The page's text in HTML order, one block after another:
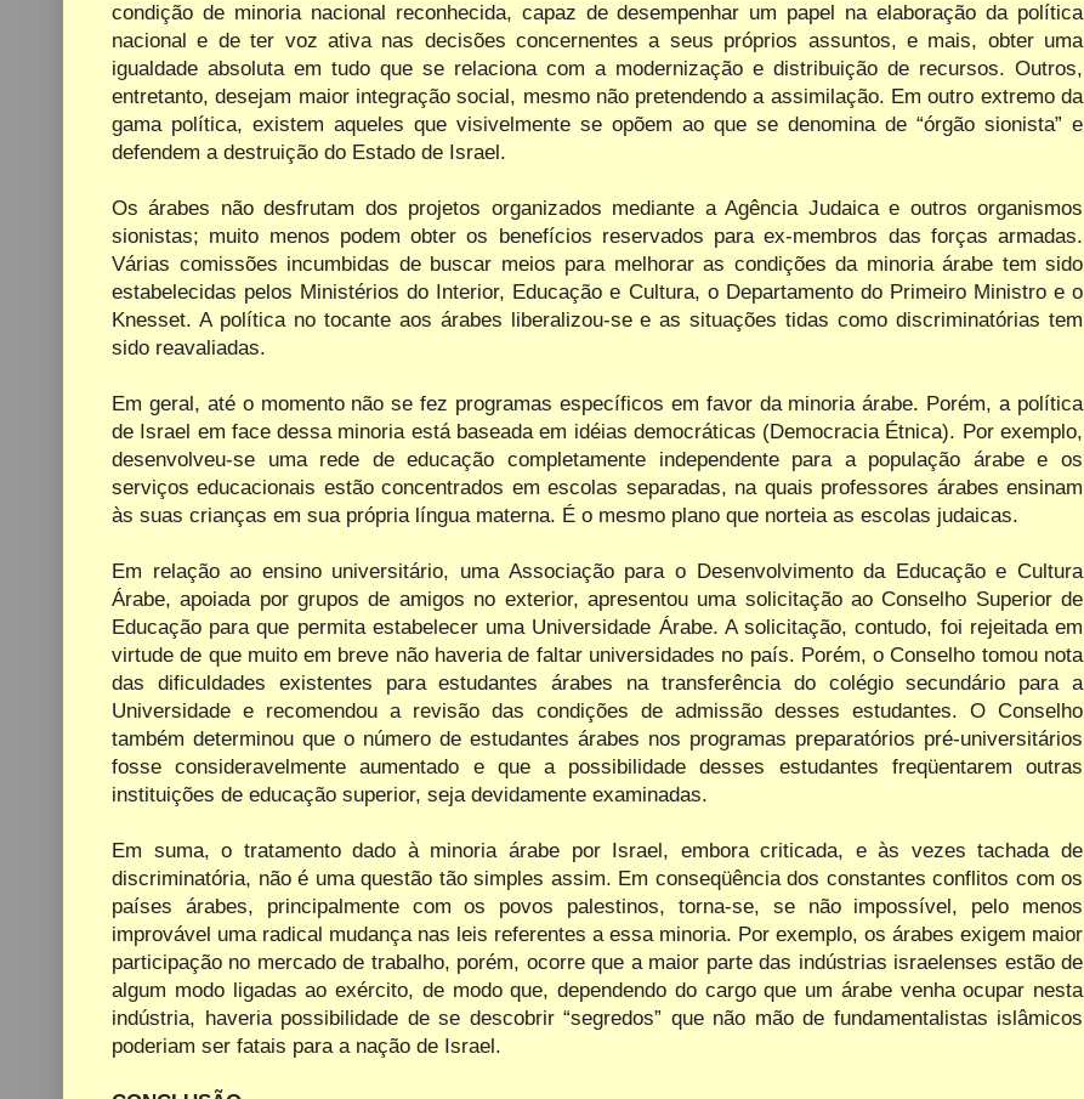
condição de minoria nacional reconhecida, capaz de desempenhar um papel na elaboração da política
nacional e de ter voz ativa nas decisões concernentes a seus próprios assuntos, e mais, obter uma
igualdade absoluta em tudo que se relaciona com a modernização e distribuição de recursos. Outros,
entretanto, desejam maior integração social, mesmo não pretendendo a assimilação. Em outro extremo da
gama política, existem aqueles que visivelmente se opõem ao que se denomina de “órgão sionista” e
defendem a destruição do Estado de Israel.
Os árabes não desfrutam dos projetos organizados mediante a Agência Judaica e outros organismos
sionistas; muito menos podem obter os benefícios reservados para ex-membros das forças armadas.
Várias comissões incumbidas de buscar meios para melhorar as condições da minoria árabe tem sido
estabelecidas pelos Ministérios do Interior, Educação e Cultura, o Departamento do Primeiro Ministro e o
Knesset. A política no tocante aos árabes liberalizou-se e as situações tidas como discriminatórias tem
sido reavaliadas.
Em geral, até o momento não se fez programas específicos em favor da minoria árabe. Porém, a política
de Israel em face dessa minoria está baseada em idéias democráticas (Democracia Étnica). Por exemplo,
desenvolveu-se uma rede de educação completamente independente para a população árabe e os
serviços educacionais estão concentrados em escolas separadas, na quais professores árabes ensinam
às suas crianças em sua própria língua materna. É o mesmo plano que norteia as escolas judaicas.
Em relação ao ensino universitário, uma Associação para o Desenvolvimento da Educação e Cultura
Árabe, apoiada por grupos de amigos no exterior, apresentou uma solicitação ao Conselho Superior de
Educação para que permita estabelecer uma Universidade Árabe. A solicitação, contudo, foi rejeitada em
virtude de que muito em breve não haveria de faltar universidades no país. Porém, o Conselho tomou nota
das dificuldades existentes para estudantes árabes na transferência do colégio secundário para a
Universidade e recomendou a revisão das condições de admissão desses estudantes. O Conselho
também determinou que o número de estudantes árabes nos programas preparatórios pré-universitários
fosse consideravelmente aumentado e que a possibilidade desses estudantes freqüentarem outras
instituições de educação superior, seja devidamente examinadas.
Em suma, o tratamento dado à minoria árabe por Israel, embora criticada, e às vezes tachada de
discriminatória, não é uma questão tão simples assim. Em conseqüência dos constantes conflitos com os
países árabes, principalmente com os povos palestinos, torna-se, se não impossível, pelo menos
improvável uma radical mudança nas leis referentes a essa minoria. Por exemplo, os árabes exigem maior
participação no mercado de trabalho, porém, ocorre que a maior parte das indústrias israelenses estão de
algum modo ligadas ao exército, de modo que, dependendo do cargo que um árabe venha ocupar nesta
indústria, haveria possibilidade de se descobrir “segredos” que não mão de fundamentalistas islâmicos
poderiam ser fatais para a nação de Israel.